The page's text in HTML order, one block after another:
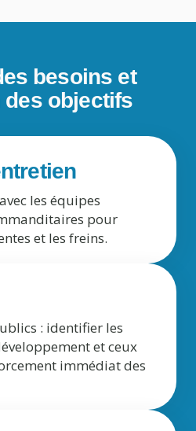
besoins et
objectifs
les équipes
pour
et les freins.
: identifier les
et ceux
immédiat des